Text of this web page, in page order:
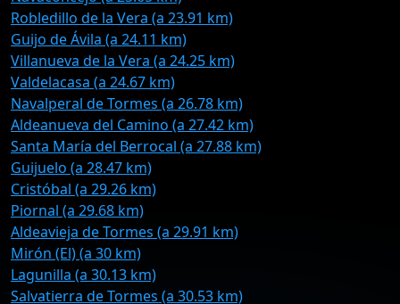
Robledillo de la Vera (a 23.91 km)
Guijo de Ávila (a 24.11 km)
Villanueva de la Vera (a 24.25 km)
Valdelacasa (a 24.67 km)
Navalperal de Tormes (a 26.78 km)
Aldeanueva del Camino (a 27.42 km)
Santa María del Berrocal (a 27.88 km)
Guijuelo (a 28.47 km)
Cristóbal (a 29.26 km)
Piornal (a 29.68 km)
Aldeavieja de Tormes (a 29.91 km)
Mirón (El) (a 30 km)
Lagunilla (a 30.13 km)
Salvatierra de Tormes (a 30.53 km)